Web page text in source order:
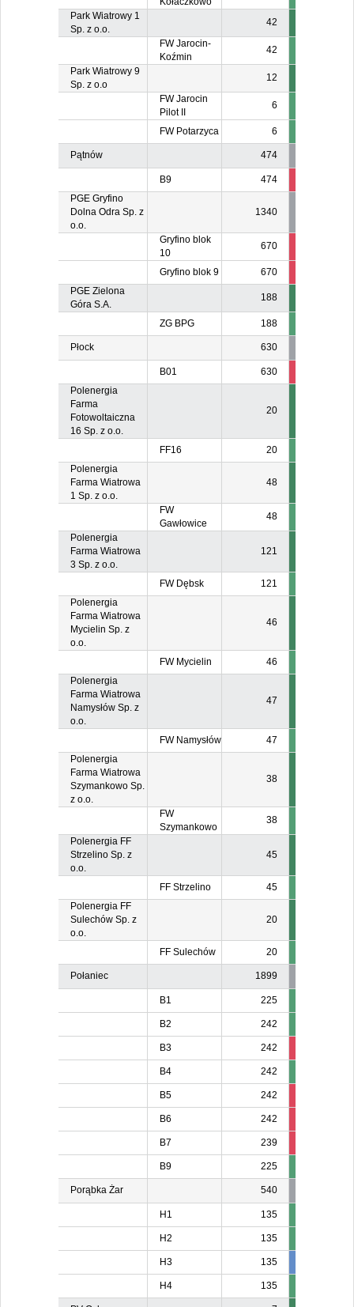
Park Wiatrowy 1
Sp. z o.o.
42
FW Jarocin-
Koźmin
42
Park Wiatrowy 9
Sp. z o.o
12
FW Jarocin
Pilot II
6
FW Potarzyca 6
Pątnów 474
B9 474
PGE Gryfino
Dolna Odra Sp. z
o.o.
1340
Gryfino blok
10
670
Gryfino blok 9 670
PGE Zielona
Góra S.A.
188
ZG BPG 188
Płock 630
B01 630
Polenergia
Farma
Fotowoltaiczna
16 Sp. z o.o.
20
FF16
20
Polenergia
Farma Wiatrowa
1 Sp. z o.o.
48
FW
Gawłowice
48
Polenergia
Farma Wiatrowa
3 Sp. z o.o.
121
FW Dębsk
121
Polenergia
Farma Wiatrowa
Mycielin Sp. z
o.o.
46
FW Mycielin
46
Polenergia
Farma Wiatrowa
Namysłów Sp. z
o.o.
47
FW Namysłów
47
Polenergia
Farma Wiatrowa
Szymankowo Sp.
z o.o.
38
FW
Szymankowo
38
Polenergia FF
Strzelino Sp. z
o.o.
45
FF Strzelino
45
Polenergia FF
Sulechów Sp. z
o.o.
20
FF Sulechów 20
Połaniec 1899
B1 225
B2 242
B3 242
B4 242
B5 242
B6 242
B7 239
B9 225
Porąbka Żar 540
H1 135
H2 135
H3 135
H4 135